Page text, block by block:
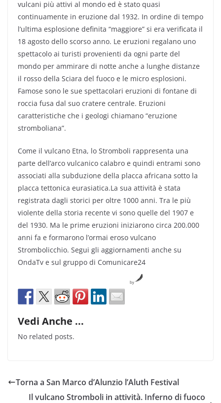
vulcani più attivi al mondo ed è stato quasi
continuamente in eruzione dal 1932. In ordine di tempo
l’ultima esplosione definita “maggiore” si era verificata il
18 agosto dello scorso anno. Le eruzioni regalano uno
spettacolo ai turisti provenienti da ogni parte del
mondo per ammirare di notte anche a lunghe distanze
il rosso della Sciara del fuoco e le micro esplosioni.
Famose sono le sue spettacolari eruzioni di fontane di
roccia fusa dal suo cratere centrale. Eruzioni
caratteristiche che i geologi chiamano “eruzione
stromboliana”.
Come il vulcano Etna, lo Stromboli rappresenta una
parte dell’arco vulcanico calabro e quindi entrami sono
associati alla subduzione della placca africana sotto la
placca tettonica eurasiatica.La sua attività è stata
registrata dagli storici per oltre 1000 anni. Tra le più
violente della storia recente vi sono quelle del 1907 e
del 1930. Ma le prime eruzioni iniziarono circa 200.000
anni fa e formarono l’ormai eroso vulcano
Strombolicchio. Segui gli aggiornamenti anche su
OndaTv e sul gruppo di Comunicare24
by
Vedi Anche ...
No related posts.
Torna a San Marco d’Alunzio l’Aluth Festival
Il vulcano Stromboli in attività. Inferno di fuoco